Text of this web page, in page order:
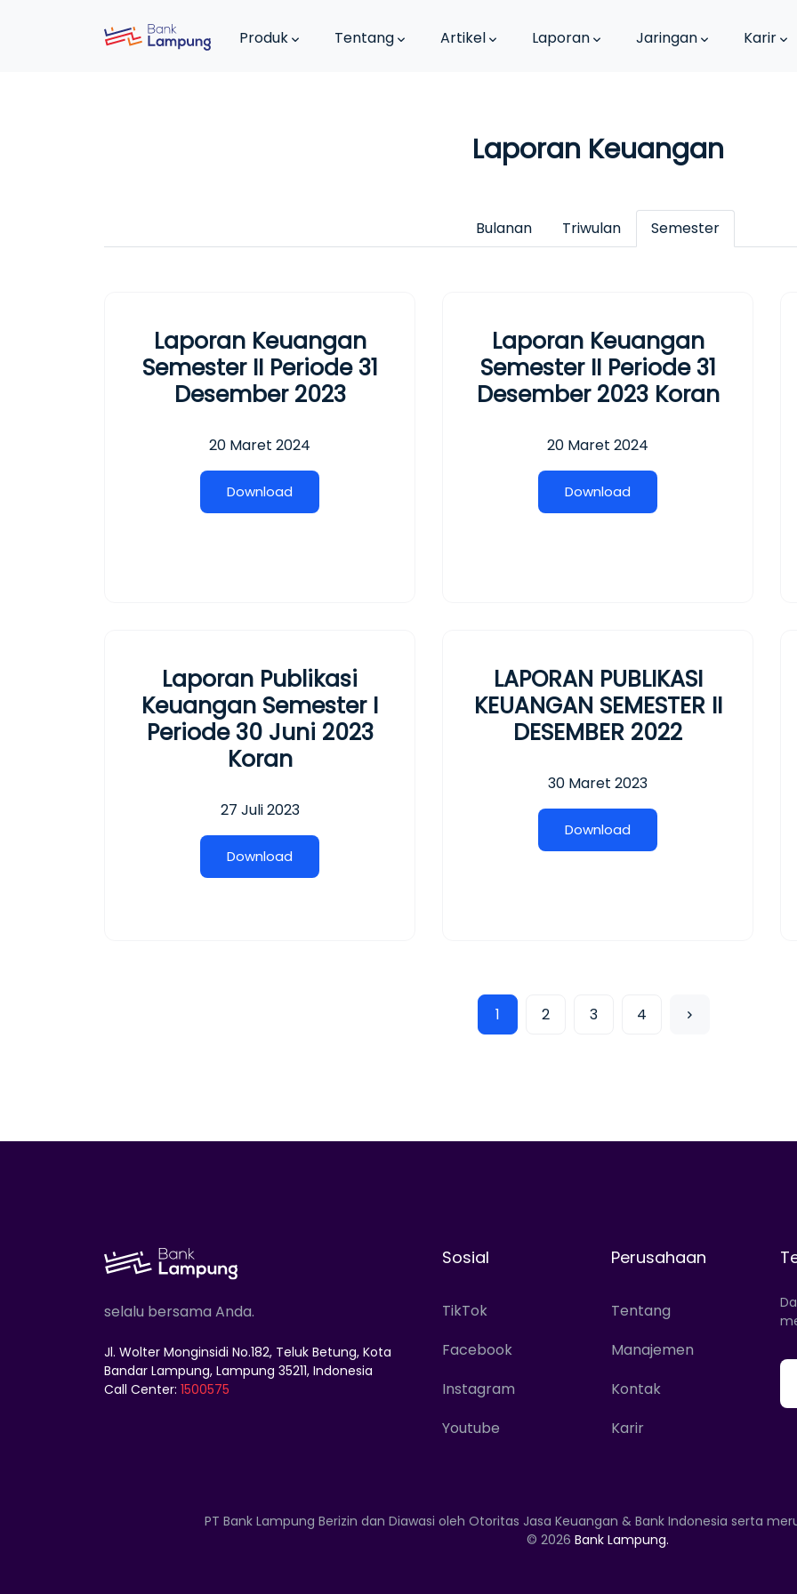
Produk Tentang Artikel Laporan Jaringan Karir
Laporan Keuangan
Bulanan Triwulan Semester
Laporan Keuangan
Semester II Periode 31
Desember 2023
20 Maret 2024
Download
Laporan Keuangan
Semester II Periode 31
Desember 2023 Koran
20 Maret 2024
Download
Laporan Publikasi
Keuangan Semester I
Periode 30 Juni 2023
Koran
27 Juli 2023
Download
LAPORAN PUBLIKASI
KEUANGAN SEMESTER II
DESEMBER 2022
30 Maret 2023
Download
1 2 3 4
selalu bersama Anda.
Jl. Wolter Monginsidi No.182, Teluk Betung, Kota
Bandar Lampung, Lampung 35211, Indonesia
Call Center: 1500575
Sosial
TikTok
Facebook
Instagram
Youtube
Perusahaan
Tentang
Manajemen
Kontak
Karir
PT Bank Lampung Berizin dan Diawasi oleh Otoritas Jasa Keuangan & Bank Indonesia serta
© 2026 Bank Lampung.